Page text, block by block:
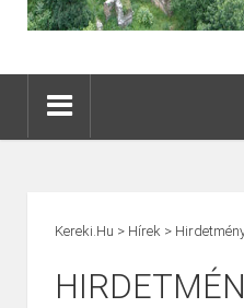
Kereki.hu > Hírek >